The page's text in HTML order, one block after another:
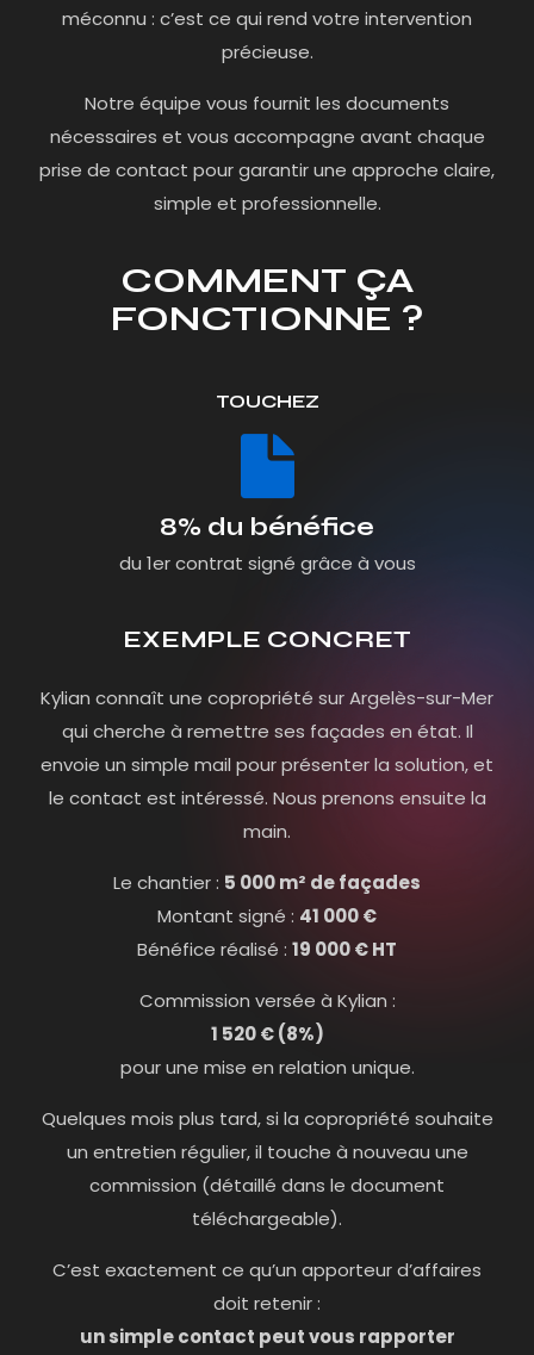
méconnu : c’est ce qui rend votre intervention
précieuse.
Notre équipe vous fournit les documents
nécessaires et vous accompagne avant chaque
prise de contact pour garantir une approche claire,
simple et professionnelle.
COMMENT ÇA
FONCTIONNE ?
TOUCHEZ
8% du bénéfice
du 1er contrat signé grâce à vous
EXEMPLE CONCRET
Kylian connaît une copropriété sur Argelès-sur-Mer
qui cherche à remettre ses façades en état. Il
envoie un simple mail pour présenter la solution, et
le contact est intéressé. Nous prenons ensuite la
main.
Le chantier : 5 000 m² de façades
Montant signé : 41 000 €
Bénéfice réalisé : 19 000 € HT
Commission versée à Kylian :
1 520 € (8%)
pour une mise en relation unique.
Quelques mois plus tard, si la copropriété souhaite
un entretien régulier, il touche à nouveau une
commission (détaillé dans le document
téléchargeable).
C’est exactement ce qu’un apporteur d’affaires
doit retenir :
un simple contact peut vous rapporter